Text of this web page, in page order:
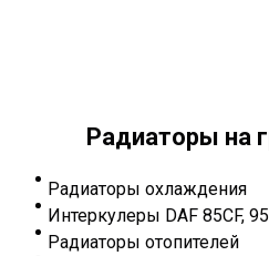
Радиаторы на
Радиаторы охлаждения
Интеркулеры DAF 85CF,
Радиаторы отопителей